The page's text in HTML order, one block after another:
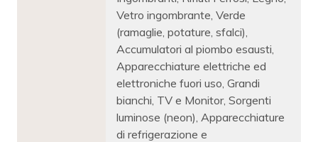
Vetro ingombrante, Verde
(ramaglie, potature, sfalci),
Accumulatori al piombo esausti,
Apparecchiature elettriche ed
elettroniche fuori uso, Grandi
bianchi, TV e Monitor, Sorgenti
luminose (neon), Apparecchiature
di refrigerazione e